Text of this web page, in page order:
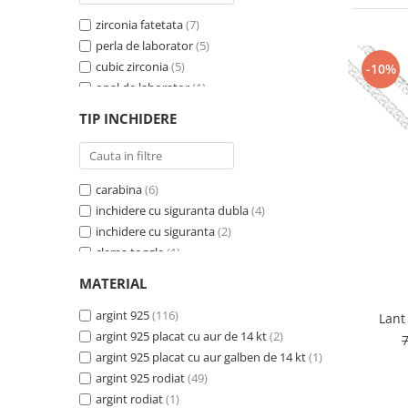
SETURI BIJUTERII
ACE DE CRAVATA
BRATARI PENTRU PICIOR
BRATARA TIP ROZARIU
zirconia fatetata(7)
perla de laborator(5)
cubic zirconia(5)
opal de laborator (1)
perla de laborator
coral si cubic zirconia
ametist(1)
sidef si cubic zirconia
onix fatetat (1)
perla de cultura(1)
onix(1)
TIP INCHIDERE
carabina(6)
inchidere cu siguranta dubla(4)
inchidere cu siguranta(2)
clema toggle (1)
sistem de inchidere cu siguranta
tip ''cerc''(1)
sistem de inchidere cu siguranta dubla
MATERIAL
argint 925(116)
argint 925 placat cu aur de 14 kt(2)
argint 925 placat cu aur galben de 14 kt(1)
argint 925 rodiat(49)
argint rodiat(1)
-10%